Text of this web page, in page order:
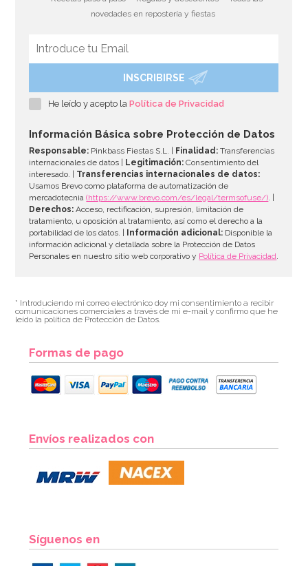
Cinta para atar globos Blanca 90m
AÑADIR
3,90€
novedades en repostería y fiestas
INSCRIBIRSE
He leído y acepto laPolítica de Privacidad
Información Básica sobre Protección de Datos
Responsable: Pinkbass Fiestas S.L. | Finalidad: Transferencias
internacionales de datos |
Legitimación: Consentimiento del
interesado. | Transferencias internacionales de datos:
Usamos Brevo como plataforma de automatización de
mercadotecnia(https://www.brevo.com/es/legal/termsofuse/). |
Derechos: Acceso, rectificación, supresión, limitación de
tratamiento, u oposición al tratamiento, así como el derecho a la
portabilidad de los datos. |
Información adicional: Disponible la
información adicional y detallada sobre la Protección de Datos
Personales en nuestro sitio web corporativo y Política de Privacidad.
* Introduciendo mi correo electrónico doy mi consentimiento a recibir
comunicaciones comerciales a través de mi e-mail y confirmo que he
leído la política de Protección de Datos.
Formas de pago
Envíos realizados con
Síguenos en